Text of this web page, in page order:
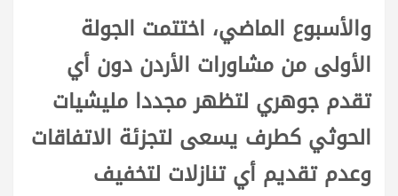
والأسبوع الماضي، اختتمت الجولة
الأولى من مشاورات الأردن دون أي
تقدم جوهري لتظهر مجددا مليشيات
الحوثي كطرف يسعى لتجزئة الاتفاقات
وعدم تقديم أي تنازلات لتخفيف